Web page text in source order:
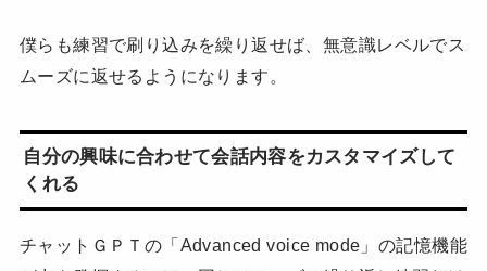
僕らも練習で刷り込みを繰り返せば、無意識レベルでス
ムーズに返せるようになります。
自分の興味に合わせて会話内容をカスタマイズして
くれる
チャットＧＰＴの「Advanced voice mode」の記憶機能